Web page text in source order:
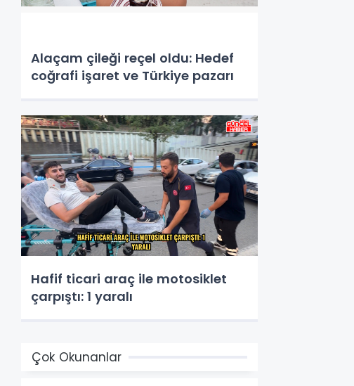
Alaçam çileği reçel oldu: Hedef
coğrafi işaret ve Türkiye pazarı
Hafif ticari araç ile motosiklet
çarpıştı: 1 yaralı
Çok Okunanlar